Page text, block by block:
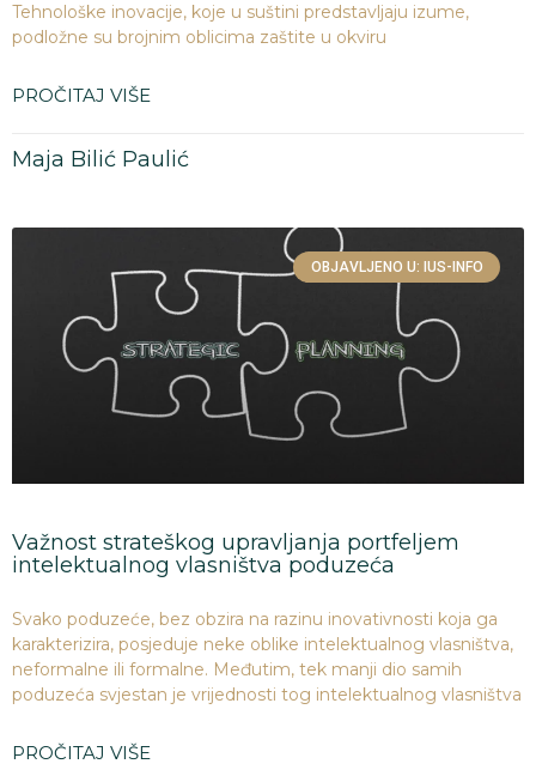
Tehnološke inovacije, koje u suštini predstavljaju izume,
podložne su brojnim oblicima zaštite u okviru
PROČITAJ VIŠE
Maja Bilić Paulić
OBJAVLJENO U: IUS-INFO
Važnost strateškog upravljanja portfeljem
intelektualnog vlasništva poduzeća
Svako poduzeće, bez obzira na razinu inovativnosti koja ga
karakterizira, posjeduje neke oblike intelektualnog vlasništva,
neformalne ili formalne. Međutim, tek manji dio samih
poduzeća svjestan je vrijednosti tog intelektualnog vlasništva
PROČITAJ VIŠE